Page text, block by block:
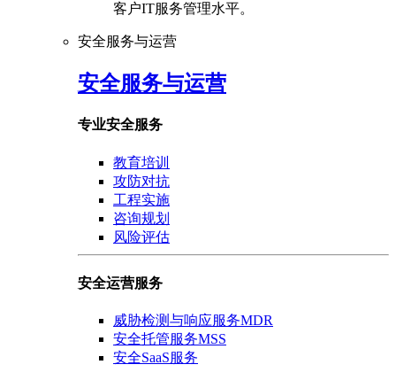
客户IT服务管理水平。
安全服务与运营
安全服务与运营
专业安全服务
教育培训
攻防对抗
工程实施
咨询规划
风险评估
安全运营服务
威胁检测与响应服务MDR
安全托管服务MSS
安全SaaS服务